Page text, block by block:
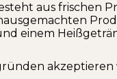
aus frischen
einem